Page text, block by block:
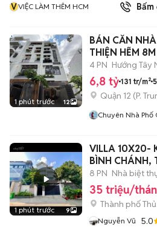
VVIỆC LÀM THÊM HCM
1 phút trước 12
BÁN CĂN
THIỆN HẼM
4 PN Hướng Tây
6,8 tỷ 131 tr/m²
Quận 12 (P.
Chuyên Nhà Phố
1 phút trước 9
VILLA 10X20-
BÌNH CHÁNH,
Gigamall
8 PN Nhà biệt
35 triệu/
Thành phố
Nguyễn Vũ 5.0